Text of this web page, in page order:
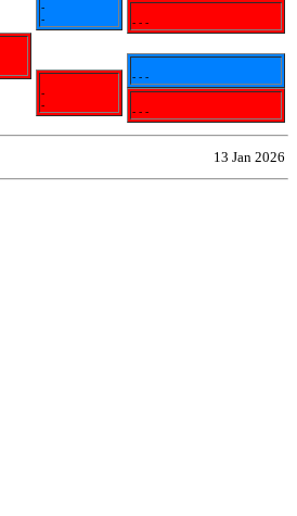
-
-
-
-
- - -
- - -
- - -
13 Jan 2026